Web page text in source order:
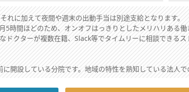
れに加えて夜間や週末の出動手当は別途支給となります。
時間ほどのため、オンオフはっきりとしたメリハリある働
クターが複数在籍、Slack等でタイムリーに相談できるス
開設している分院です。地域の特性を熟知している法人
事情で已む無くこの6月末でご退職されます。その欠員を
も不問です。ご経験よりも在宅医療への熱い“志”や“想い